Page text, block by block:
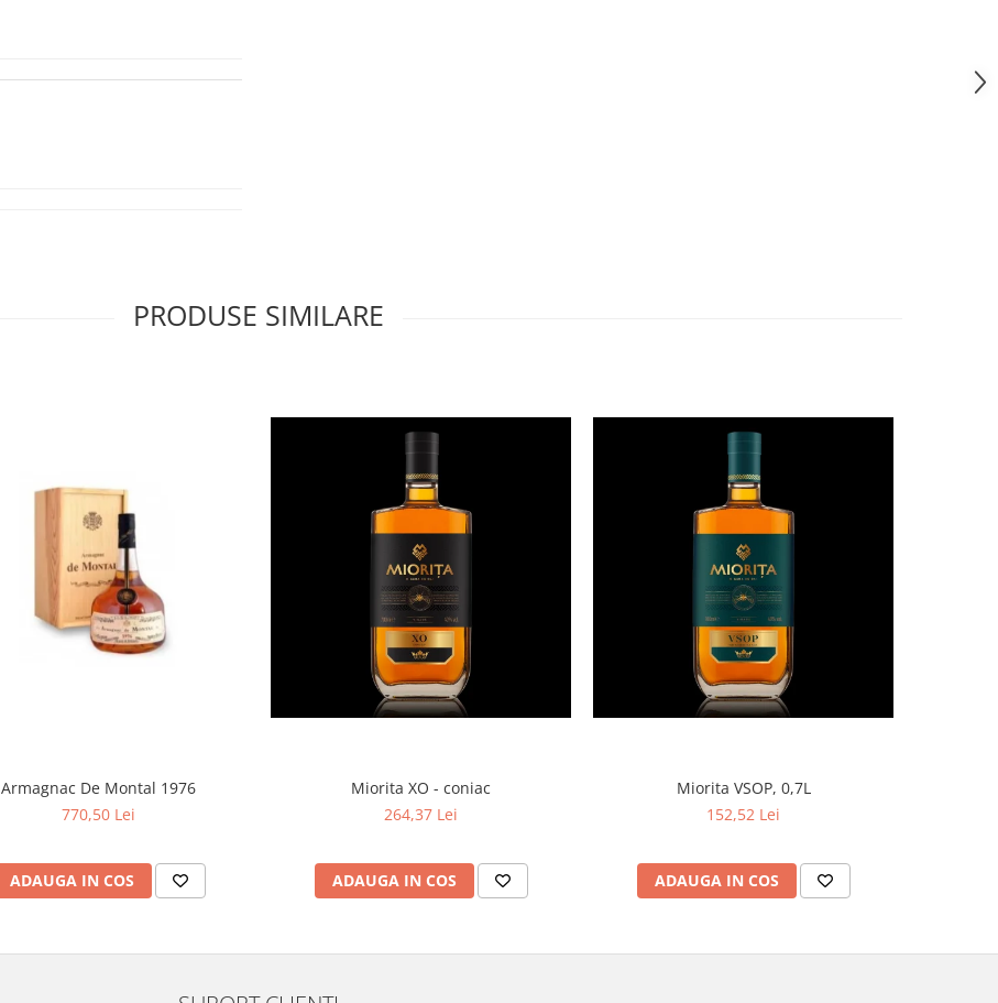
PRODUSE SIMILARE
Armagnac De Montal 1976
770,50 Lei
ADAUGA IN COS
Miorita XO - coniac
264,37 Lei
ADAUGA IN COS
Miorita VSOP, 0,7L
152,52 Lei
ADAUGA IN COS